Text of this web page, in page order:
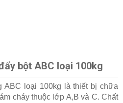
bột ABC loại 100kg
ABC loại 100kg là thiết bị chữa
cháy thuộc lớp A,B và C. Chất